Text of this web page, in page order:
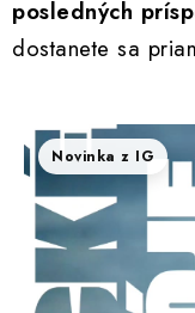
POTÁPANIE
OBUV
VŠETKO PRE DETI
HRAČKY DO VODY
posledných
dostanete sa
Novinka z IG